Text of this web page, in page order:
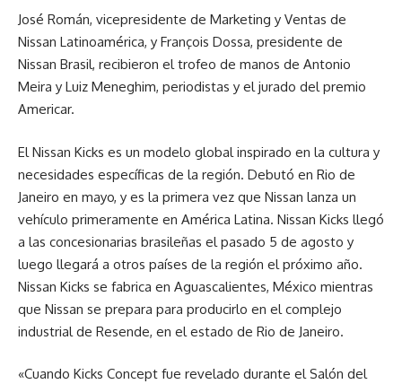
José Román, vicepresidente de Marketing y Ventas de
Nissan Latinoamérica, y François Dossa, presidente de
Nissan Brasil, recibieron el trofeo de manos de Antonio
Meira y Luiz Meneghim, periodistas y el jurado del premio
Americar.
El Nissan Kicks es un modelo global inspirado en la cultura y
necesidades específicas de la región. Debutó en Rio de
Janeiro en mayo, y es la primera vez que Nissan lanza un
vehículo primeramente en América Latina. Nissan Kicks llegó
a las concesionarias brasileñas el pasado 5 de agosto y
luego llegará a otros países de la región el próximo año.
Nissan Kicks se fabrica en Aguascalientes, México mientras
que Nissan se prepara para producirlo en el complejo
industrial de Resende, en el estado de Rio de Janeiro.
«Cuando Kicks Concept fue revelado durante el Salón del